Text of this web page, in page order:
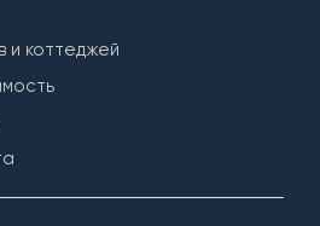
и коттеджей